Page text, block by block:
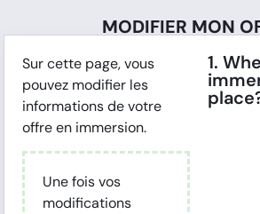
MODIFIER MON
Sur cette page, vous
pouvez modifier les
informations de votre
offre en immersion.
Une fois vos
modifications
1.